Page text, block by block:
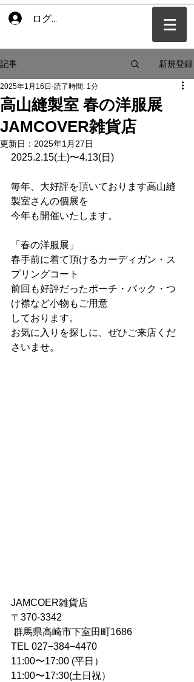
ログイン
記事 新規登録
高山縫製室 春の洋服展
JAMCOVER雑貨店
2025年1月16日 読了時間: 1分
更新日： 2025年1月27日
2025.2.15(土)〜4.13(日 )
毎年、大好評を頂いております高山縫
製室さんの個展を
今年も開催いたします。
「春の洋服 展」
春手前に着て頂けるカーディガン・ス
プリングコート
前回も好評だったポーチ・バック・つ
け襟など小物もご用意
しております。
お気に入りを探しに、ぜひご来店くだ
さいませ。
JAMCOER雑貨店
〒370-3342
群馬県高崎市下室田町1686
TEL 027−384−4470
11:00〜17:00 (平日）
11:00〜17:30(土日祝）